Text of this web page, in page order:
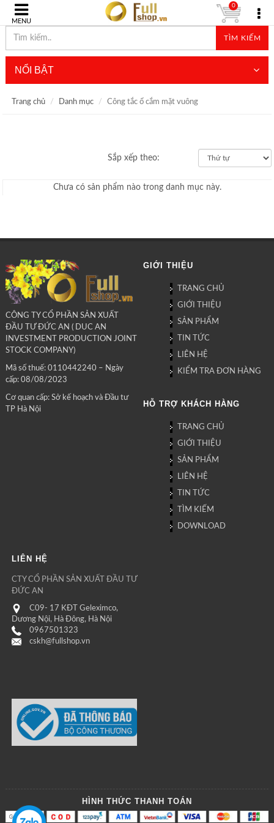
MENU
TÌM KIẾM
0
NỔI BẬT
Trang chủ Danh mục Công tắc ổ cắm mặt vuông
Sắp xếp theo:
Chưa có sản phẩm nào trong danh mục này.
CÔNG TY CỔ PHẦN SẢN XUẤT
ĐẦU TƯ ĐỨC AN ( DUC AN
INVESTMENT PRODUCTION JOINT
STOCK COMPANY)
Mã số thuế: 0110442240 – Ngày
cấp: 08/08/2023
Cơ quan cấp: Sở kế hoạch và Đầu tư
TP Hà Nội
GIỚI THIỆU
TRANG CHỦ
GIỚI THIỆU
SẢN PHẨM
TIN TỨC
LIÊN HỆ
KIỂM TRA ĐƠN HÀNG
HỖ TRỢ KHÁCH HÀNG
TRANG CHỦ
GIỚI THIỆU
SẢN PHẨM
LIÊN HỆ
TIN TỨC
TÌM KIẾM
DOWNLOAD
LIÊN HỆ
CTY CỔ PHẦN SẢN XUẤT ĐẦU TƯ
ĐỨC AN
C09- 17 KĐT Geleximco,
Dương Nội, Hà Đông, Hà Nội
0967501323
cskh@fullshop.vn
HÌNH THỨC THANH TOÁN